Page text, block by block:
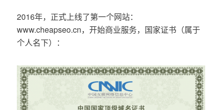
2016年，正式上线了第一个网站：
www.cheapseo.cn，开始商业服务，国家证书（属于
个人名下）：